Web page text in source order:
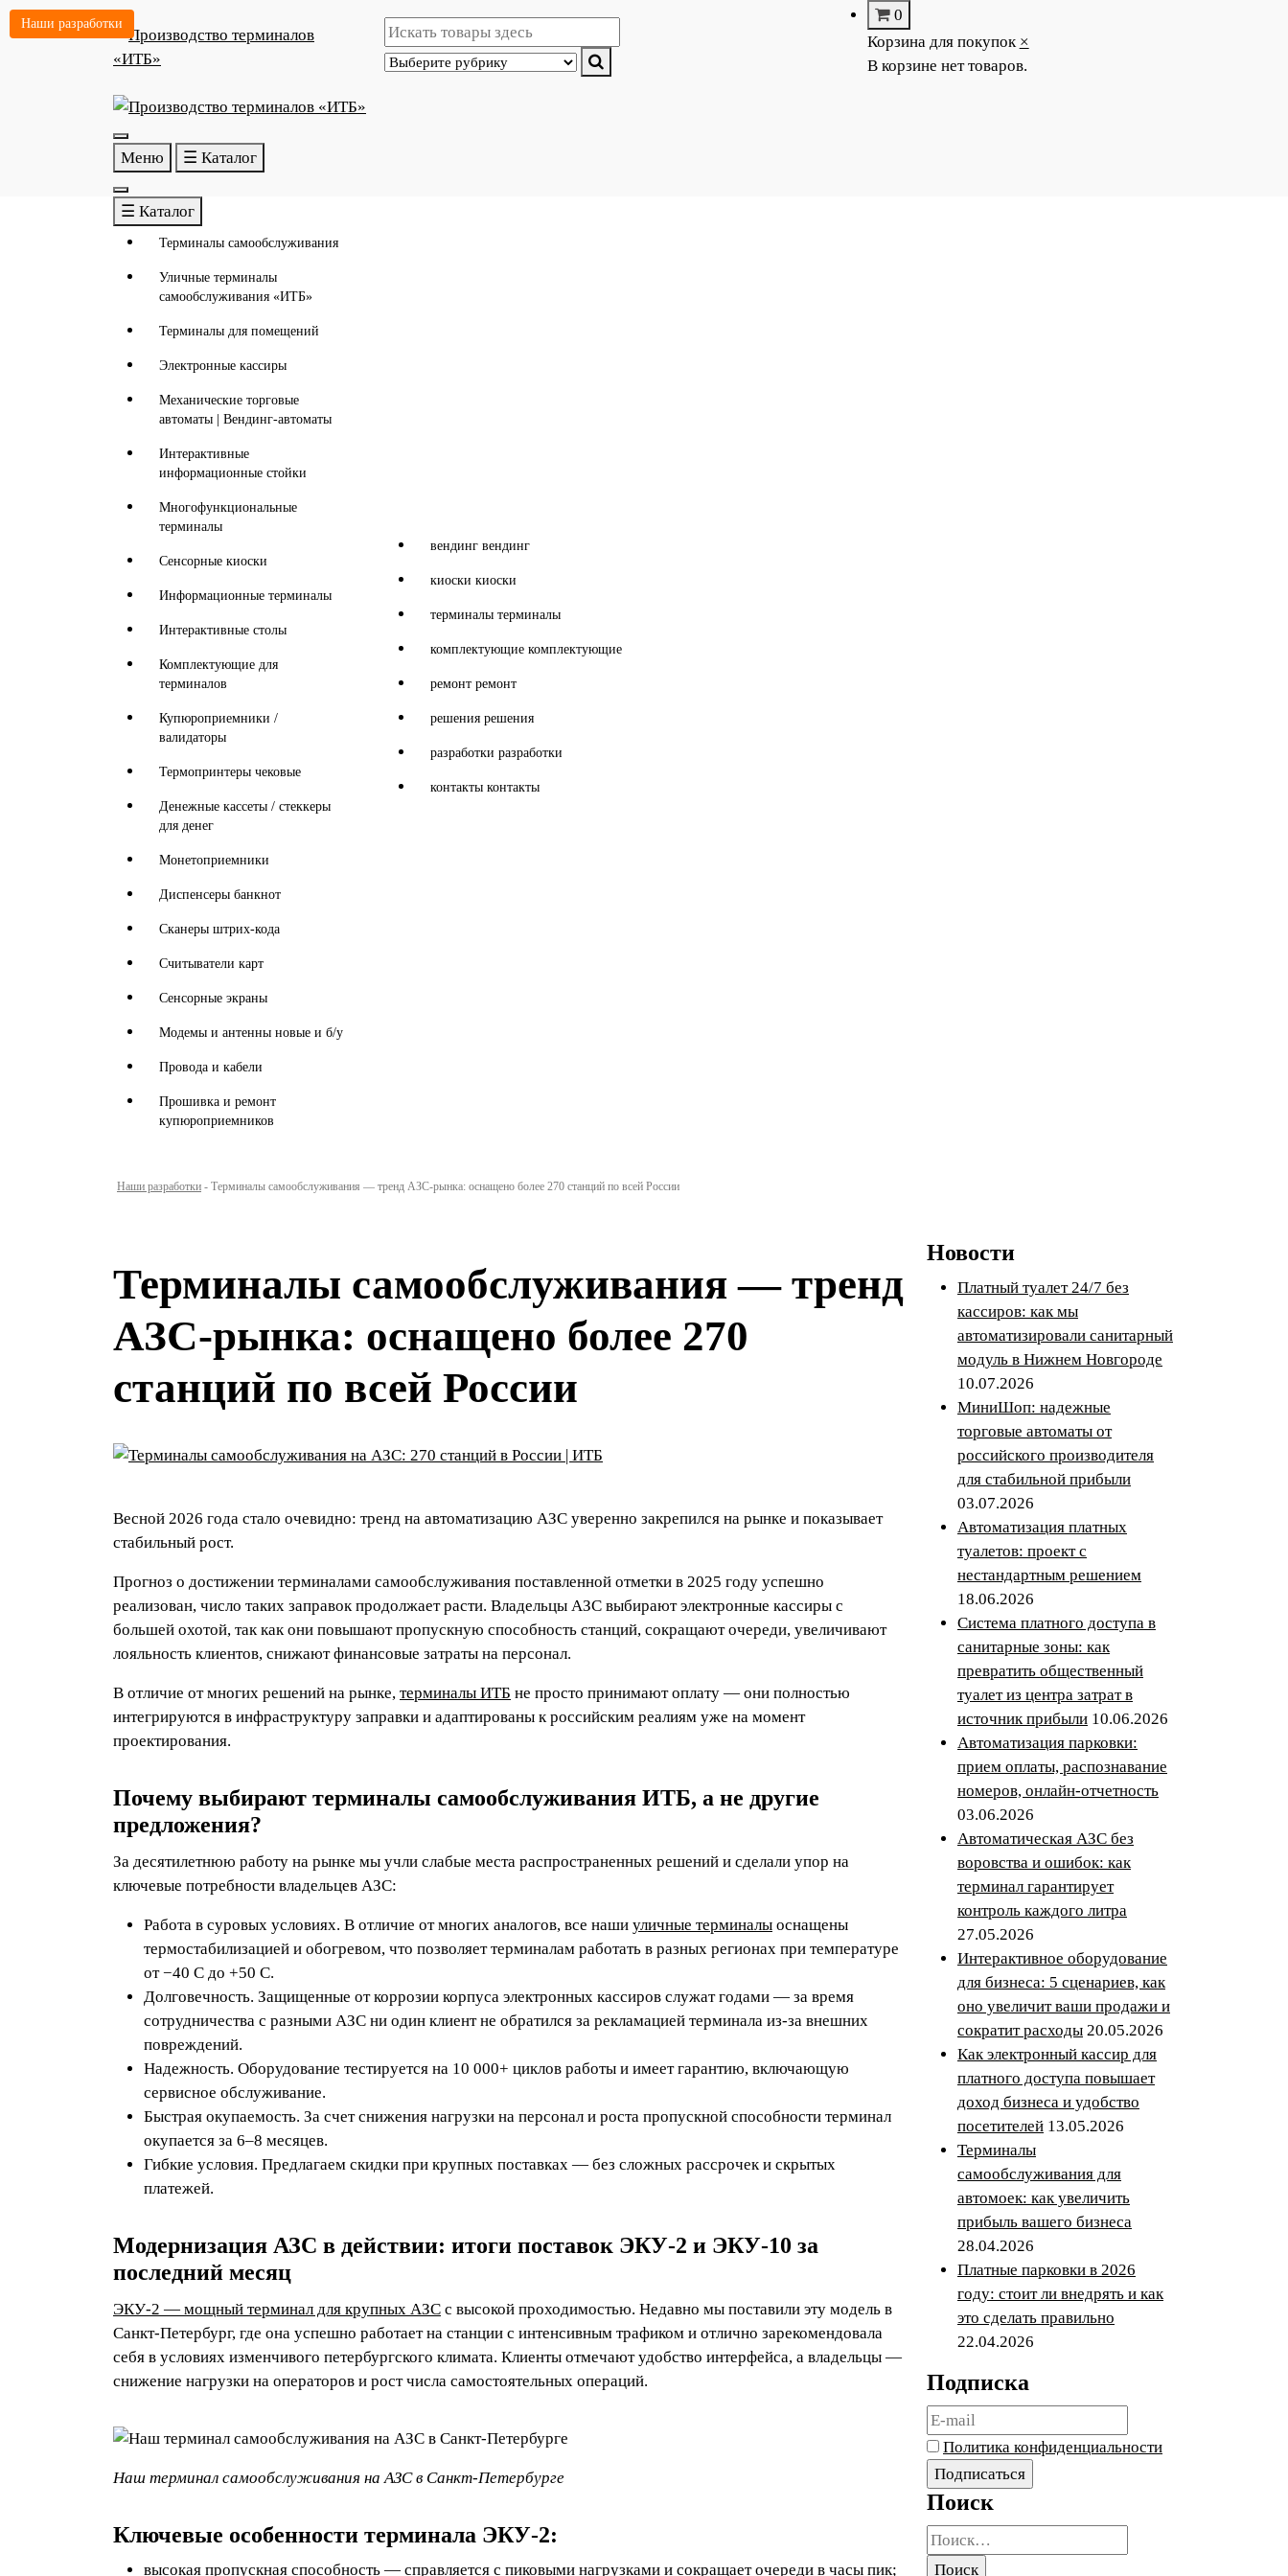
Перейти
0
Корзина для покупок ×
В корзине нет товаров.
Меню ☰ Каталог
☰ Каталог
Терминалы самообслуживания
Уличные терминалы
самообслуживания «ИТБ»
Терминалы для помещений
Электронные кассиры
Механические торговые
автоматы | Вендинг-автоматы
Интерактивные
информационные стойки
Многофункциональные
терминалы
Сенсорные киоски
Информационные терминалы
Интерактивные столы
Комплектующие для
терминалов
Купюроприемники /
валидаторы
Термопринтеры чековые
Денежные кассеты / стеккеры
для денег
Монетоприемники
Диспенсеры банкнот
Сканеры штрих-кода
Считыватели карт
Сенсорные экраны
Модемы и антенны новые и б/у
Провода и кабели
Прошивка и ремонт
купюроприемников
вендинг вендинг
киоски киоски
терминалы терминалы
комплектующие комплектующие
ремонт ремонт
решения решения
разработки разработки
контакты контакты
Наши разработки - Терминалы самообслуживания — тренд АЗС‑рынка: оснащено более 270 станций по всей России
Терминалы самообслуживания — тренд
АЗС‑рынка: оснащено более 270
станций по всей России
Наши разработки
Весной 2026 года стало очевидно: тренд на автоматизацию АЗС уверенно закрепился на рынке и показывает
стабильный рост.
Прогноз о достижении терминалами самообслуживания поставленной отметки в 2025 году успешно
реализован, число таких заправок продолжает расти. Владельцы АЗС выбирают электронные кассиры с
большей охотой, так как они повышают пропускную способность станций, сокращают очереди, увеличивают
лояльность клиентов, снижают финансовые затраты на персонал.
В отличие от многих решений на рынке, терминалы ИТБ не просто принимают оплату — они полностью
интегрируются в инфраструктуру заправки и адаптированы к российским реалиям уже на момент
проектирования.
Почему выбирают терминалы самообслуживания ИТБ, а не другие
предложения?
За десятилетнюю работу на рынке мы учли слабые места распространенных решений и сделали упор на
ключевые потребности владельцев АЗС:
Работа в суровых условиях. В отличие от многих аналогов, все наши уличные терминалы оснащены
термостабилизацией и обогревом, что позволяет терминалам работать в разных регионах при температуре
от −40 C до +50 C.
Долговечность. Защищенные от коррозии корпуса электронных кассиров служат годами — за время
сотрудничества с разными АЗС ни один клиент не обратился за рекламацией терминала из‑за внешних
повреждений.
Надежность. Оборудование тестируется на 10 000+ циклов работы и имеет гарантию, включающую
сервисное обслуживание.
Быстрая окупаемость. За счет снижения нагрузки на персонал и роста пропускной способности терминал
окупается за 6–8 месяцев.
Гибкие условия. Предлагаем скидки при крупных поставках — без сложных рассрочек и скрытых
платежей.
Модернизация АЗС в действии: итоги поставок ЭКУ‑2 и ЭКУ‑10 за
последний месяц
ЭКУ‑2 — мощный терминал для крупных АЗС с высокой проходимостью. Недавно мы поставили эту модель в
Санкт‑Петербург, где она успешно работает на станции с интенсивным трафиком и отлично зарекомендовала
себя в условиях изменчивого петербургского климата. Клиенты отмечают удобство интерфейса, а владельцы —
снижение нагрузки на операторов и рост числа самостоятельных операций.
Наш терминал самообслуживания на АЗС в Санкт‑Петербурге
Ключевые особенности терминала ЭКУ‑2:
высокая пропускная способность — справляется с пиковыми нагрузками и сокращает очереди в часы пик;
Новости
Платный туалет 24/7 без
кассиров: как мы
автоматизировали санитарный
модуль в Нижнем Новгороде
10.07.2026
МиниШоп: надежные
торговые автоматы от
российского производителя
для стабильной прибыли
03.07.2026
Автоматизация платных
туалетов: проект с
нестандартным решением
18.06.2026
Система платного доступа в
санитарные зоны: как
превратить общественный
туалет из центра затрат в
источник прибыли 10.06.2026
Автоматизация парковки:
прием оплаты, распознавание
номеров, онлайн-отчетность
03.06.2026
Автоматическая АЗС без
воровства и ошибок: как
терминал гарантирует
контроль каждого литра
27.05.2026
Интерактивное оборудование
для бизнеса: 5 сценариев, как
оно увеличит ваши продажи и
сократит расходы 20.05.2026
Как электронный кассир для
платного доступа повышает
доход бизнеса и удобство
посетителей 13.05.2026
Терминалы
самообслуживания для
автомоек: как увеличить
прибыль вашего бизнеса
28.04.2026
Платные парковки в 2026
году: стоит ли внедрять и как
это сделать правильно
22.04.2026
Подписка
Политика конфиденциальности
Поиск
Найти: